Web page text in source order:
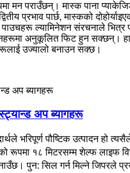
मन पराउँछन्। मास्क पाना
प्रभाव पार्छ, मास्कको
ल्यामिनेशन संरचनाले
अनुकूलित फिट हुन सक्छन्।
उज्यालो बनाउन सक्छ।
अप ब्यागहरू
भरिपूर्ण पौष्टिक उत्पादन हो
रूपमा १८ मिटरसम्म शेल्फ लाइफ
पुन: सिल गर्न मिल्ने जिपरले